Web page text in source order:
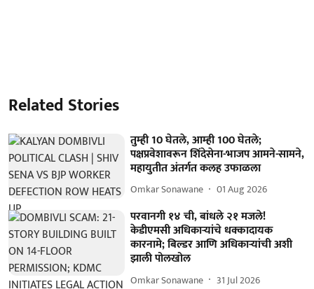
Related Stories
तुम्ही 10 घेतले, आम्ही 100 घेतले;
पक्षप्रवेशावरून शिंदेसेना-भाजप आमने-सामने,
महायुतीत अंतर्गत कलह उफाळला
Omkar Sonawane 01 Aug 2026
परवानगी १४ ची, बांधले २१ मजले!
केडीएमसी अधिकाऱ्यांचे धक्कादायक
कारनामे; बिल्डर आणि अधिकाऱ्यांची अशी
झाली पोलखोल
Omkar Sonawane 31 Jul 2026